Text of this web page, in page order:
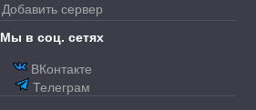
Добавить сервер
Мы в соц. сетях
ВКонтакте
Телеграм